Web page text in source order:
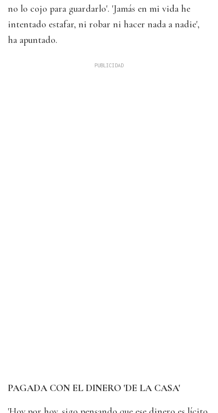
no lo cojo para guardarlo'. 'Jamás en mi vida he
intentado estafar, ni robar ni hacer nada a nadie',
ha apuntado.
PAGADA CON EL DINERO 'DE LA CASA'